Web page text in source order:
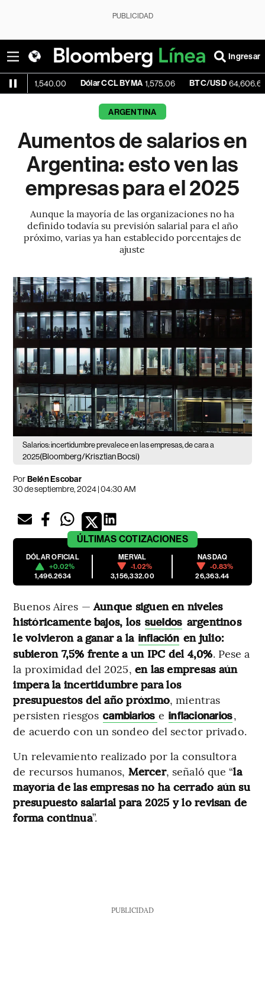
PUBLICIDAD
Ingresar
Dólar CCL BYMA 1,575.06 BTC/USD 64,606.63 -
ARGENTINA
Aumentos de salarios en
Argentina: esto ven las
empresas para el 2025
Aunque la mayoría de las organizaciones no ha
definido todavía su previsión salarial para el año
próximo, varias ya han establecido porcentajes de
ajuste
Salarios: incertidumbre prevalece en las empresas, de cara a
2025(Bloomberg/Krisztian Bocsi)
PorBelén Escobar
30 de septiembre, 2024 | 04:30 AM
ÚLTIMAS COTIZACIONES
DÓLAR OFICIAL
+0.02%
1,496.2634
MERVAL
-1.02%
3,156,332.00
NASDAQ
-0.83%
26,363.44
Buenos Aires —Aunque siguen en niveles
históricamente bajos, los sueldos argentinos
le volvieron a ganar a la inflación en julio:
subieron 7,5% frente a un IPC del 4,0%. Pese a
la proximidad del 2025, en las empresas aún
impera la incertidumbre para los
presupuestos del año próximo, mientras
persisten riesgos cambiarios e inflacionarios,
de acuerdo con un sondeo del sector privado.
Un relevamiento realizado por la consultora
de recursos humanos, Mercer, señaló que “la
mayoría de las empresas no ha cerrado aún su
presupuesto salarial para 2025 y lo revisan de
forma continua”.
PUBLICIDAD